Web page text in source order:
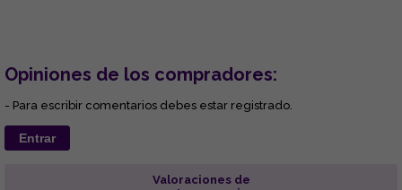
Opiniones de los compradores:
- Para escribir comentarios debes estar registrado.
Entrar
Valoraciones de